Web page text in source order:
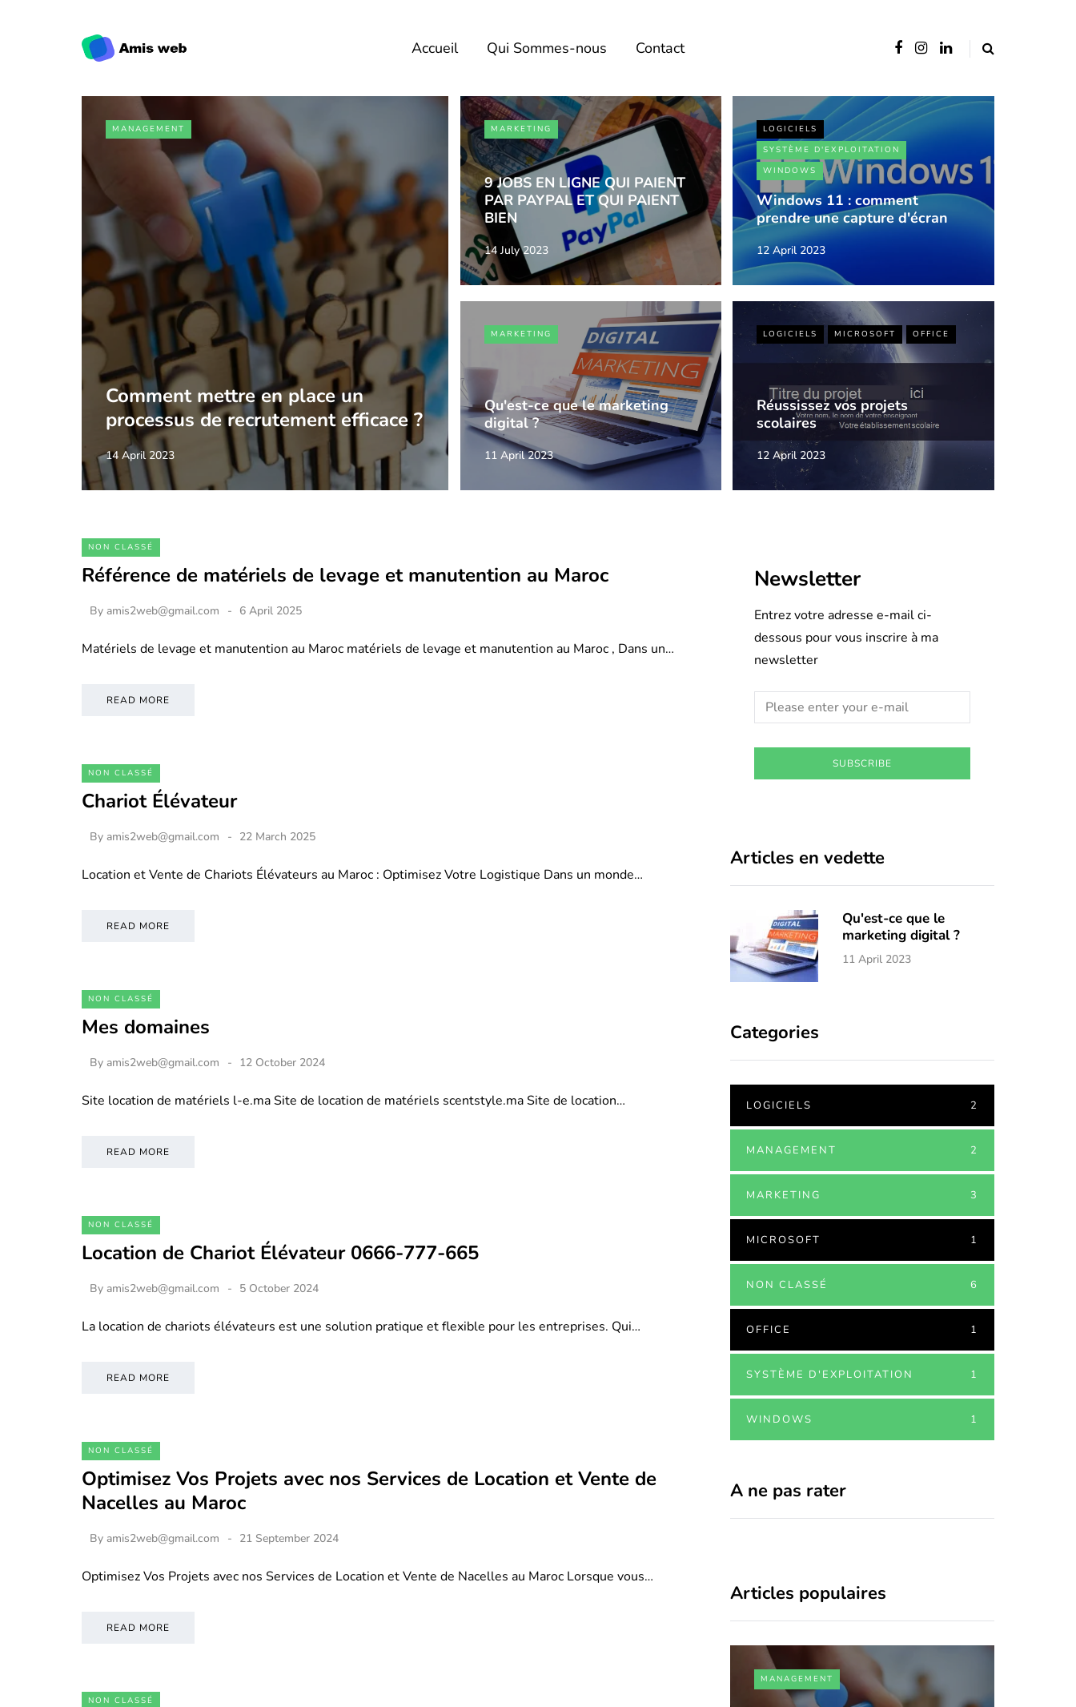
Accueil Qui Sommes-nous Contact
MANAGEMENT
Comment mettre en place un
processus de recrutement efficace ?
14 April 2023
MARKETING
9 JOBS EN LIGNE QUI PAIENT
PAR PAYPAL ET QUI PAIENT
BIEN
14 July 2023
LOGICIELS
SYSTÈME D'EXPLOITATION
WINDOWS
Windows 11 : comment
prendre une capture d'écran
12 April 2023
MARKETING
Qu'est-ce que le marketing
digital ?
11 April 2023
LOGICIELS MICROSOFT OFFICE
Réussissez vos projets
scolaires
12 April 2023
NON CLASSÉ
Référence de matériels de levage et manutention au Maroc
By amis2web@gmail.com 6 April 2025
Matériels de levage et manutention au Maroc matériels de levage et manutention au Maroc , Dans un…
READ MORE
NON CLASSÉ
Chariot Élévateur
By amis2web@gmail.com 22 March 2025
Location et Vente de Chariots Élévateurs au Maroc : Optimisez Votre Logistique Dans un monde…
READ MORE
NON CLASSÉ
Mes domaines
By amis2web@gmail.com 12 October 2024
Site location de matériels l-e.ma Site de location de matériels scentstyle.ma Site de location…
READ MORE
NON CLASSÉ
Location de Chariot Élévateur 0666-777-665
By amis2web@gmail.com 5 October 2024
La location de chariots élévateurs est une solution pratique et flexible pour les entreprises. Qui…
READ MORE
NON CLASSÉ
Optimisez Vos Projets avec nos Services de Location et Vente de
Nacelles au Maroc
By amis2web@gmail.com 21 September 2024
Optimisez Vos Projets avec nos Services de Location et Vente de Nacelles au Maroc Lorsque vous…
READ MORE
NON CLASSÉ
Newsletter
Entrez votre adresse e-mail ci-
dessous pour vous inscrire à ma
newsletter
SUBSCRIBE
Articles en vedette
Qu'est-ce que le
marketing digital ?
11 April 2023
Categories
LOGICIELS 2
MANAGEMENT 2
MARKETING 3
MICROSOFT 1
NON CLASSÉ 6
OFFICE 1
SYSTÈME D'EXPLOITATION 1
WINDOWS 1
A ne pas rater
Articles populaires
MANAGEMENT